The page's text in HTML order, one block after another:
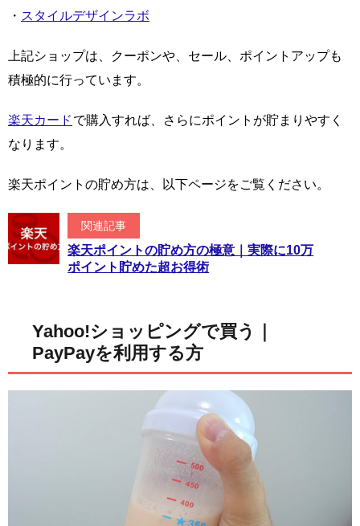
・ スタイルデザインラボ
上記ショップは、クーポンや、セール、ポイントアップも
積極的に行っています。
楽天カード で購入すれば、さらにポイントが貯まりやすく
なります。
楽天ポイントの貯め方は、以下ページをご覧ください。
関連記事
楽天ポイントの貯め方の極意｜実際に10万
ポイント貯めた超お得術
Yahoo!ショッピングで買う｜
PayPayを利用する方